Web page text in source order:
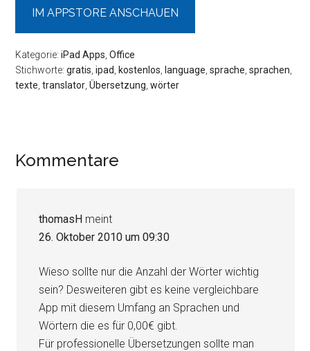
IM APPSTORE ANSCHAUEN
Kategorie:iPad Apps ,Office
Stichworte:gratis ,ipad kostenlos language ,sprache ,sprachen
texte ,translator ,Übersetzung ,wörter
Leser-
Kommentare
thomasH meint
26. Oktober 2010 um 09:30
Wieso sollte nur die Anzahl der Wörter wichtig
sein? Desweiteren gibt es keine vergleichbare
App mit diesem Umfang an Sprachen und
Wörtern die es für 0,00€ gibt.
Für professionelle Übersetzungen sollte man